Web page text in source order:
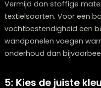
De keuze voor het
langdurig plezier van je
materialen hebben
minder geschikt zijn
Vinylbehang is